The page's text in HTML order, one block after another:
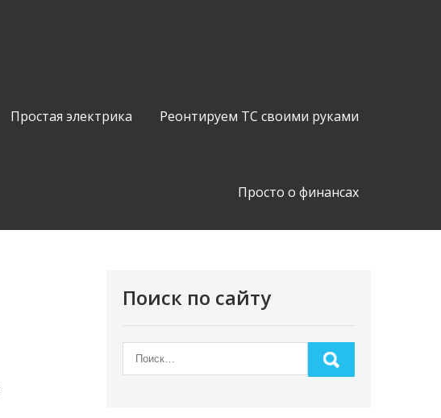
Простая электрика Реонтируем ТС своими руками
Просто о финансах
Поиск по сайту